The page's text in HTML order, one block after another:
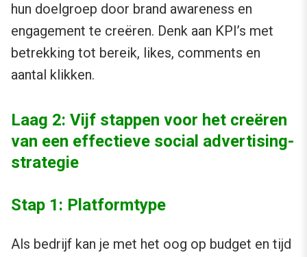
hun doelgroep door brand awareness en
engagement te creëren. Denk aan KPI’s met
betrekking tot bereik, likes, comments en
aantal klikken.
Laag 2: Vijf stappen voor het creëren
van een effectieve social advertising-
strategie
Stap 1: Platformtype
Als bedrijf kan je met het oog op budget en tijd